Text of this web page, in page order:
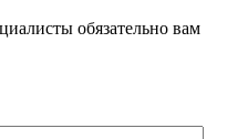
обязательно вам